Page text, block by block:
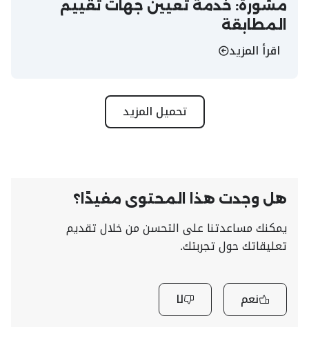
مشورة: خدمة تعيين جهات تقييم
المطابقة
اقرأ المزيد
تحميل المزيد
هل وجدت هذا المحتوى مفيدًا؟
يمكنك مساعدتنا على التحسن من خلال تقديم
تعليقاتك حول تجربتك.
نعم لا